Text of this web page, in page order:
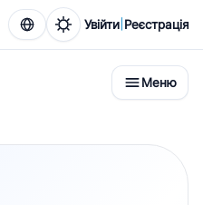
Увійти Реєстрація
Меню